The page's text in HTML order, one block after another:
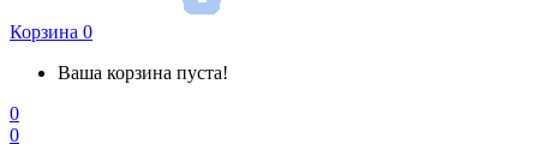
Корзина 0
Ваша корзина пуста!
0
0